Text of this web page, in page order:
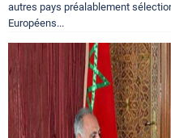
autres pays préalablement
Européens...